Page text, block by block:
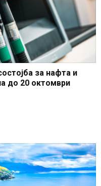
за нафта и
до 20 октомври